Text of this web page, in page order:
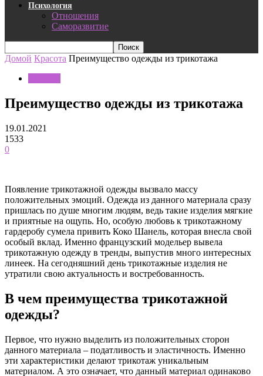
Психология
Отношения
Саморазвитие
Домой Красота Преимущество одежды из трикотажа
Преимущество одежды из трикотажа
19.01.2021
1533
0
Появление трикотажной одежды вызвало массу
положительных эмоций. Одежда из данного материала сразу
пришлась по душе многим людям, ведь такие изделия мягкие
и приятные на ощупь. Но, особую любовь к трикотажному
гардеробу сумела привить Коко Шанель, которая внесла свой
особый вклад. Именно французский модельер вывела
трикотажную одежду в тренды, выпустив много интересных
линеек. На сегодняшний день трикотажные изделия не
утратили свою актуальность и востребованность.
В чем преимущества трикотажной
одежды?
Первое, что нужно выделить из положительных сторон
данного материала – податливость и эластичность. Именно
эти характеристики делают трикотаж уникальным
материалом. А это означает, что данный материал одинаково